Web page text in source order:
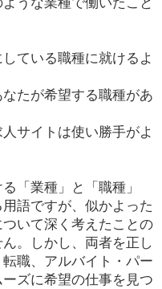
ている職種に就けるよ
たが希望する職種があ
サイトは使い勝手がよ
「業種」と「職種」
語ですが、似かよった
いて深く考えたことの
。しかし、両者を正し
職、アルバイト・パー
ズに希望の仕事を見つ